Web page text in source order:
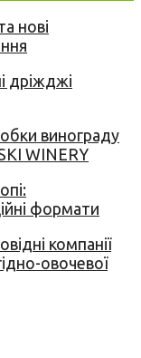
нові
дріжджі
винограду
WINERY
формати
компанії
овочевої